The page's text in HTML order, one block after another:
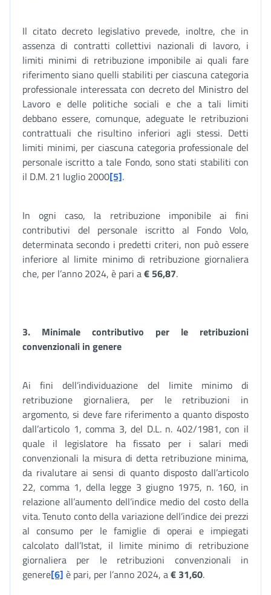
Il citato decreto legislativo prevede, inoltre, che in
assenza di contratti collettivi nazionali di lavoro, i
limiti minimi di retribuzione imponibile ai quali fare
riferimento siano quelli stabiliti per ciascuna categoria
professionale interessata con decreto del Ministro del
Lavoro e delle politiche sociali e che a tali limiti
debbano essere, comunque, adeguate le retribuzioni
contrattuali che risultino inferiori agli stessi. Detti
limiti minimi, per ciascuna categoria professionale del
personale iscritto a tale Fondo, sono stati stabiliti con
il D.M. 21 luglio 2000[5].
In ogni caso, la retribuzione imponibile ai fini
contributivi del personale iscritto al Fondo Volo,
determinata secondo i predetti criteri, non può essere
inferiore al limite minimo di retribuzione giornaliera
che, per l’anno 2024, è pari a€ 56,87.
3. Minimale contributivo per le retribuzioni
convenzionali in genere
Ai fini dell’individuazione del limite minimo di
retribuzione giornaliera, per le retribuzioni in
argomento, si deve fare riferimento a quanto disposto
dall’articolo 1, comma 3, del D.L. n. 402/1981, con il
quale il legislatore ha fissato per i salari medi
convenzionali la misura di detta retribuzione minima,
da rivalutare ai sensi di quanto disposto dall’articolo
22, comma 1, della legge 3 giugno 1975, n. 160, in
relazione all’aumento dell’indice medio del costo della
vita. Tenuto conto della variazione dell’indice dei prezzi
al consumo per le famiglie di operai e impiegati
calcolato dall’Istat, il limite minimo di retribuzione
giornaliera per le retribuzioni convenzionali in
genere[6] è pari, per l’anno 2024, a€ 31,60.